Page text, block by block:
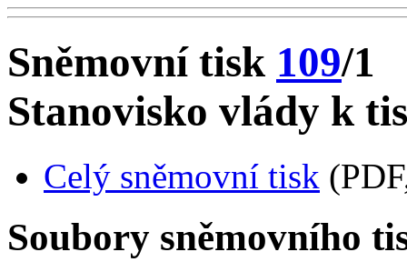
Sněmovní tisk 109/1
Stanovisko vlády k
Celý sněmovní tisk
Soubory sněmovního